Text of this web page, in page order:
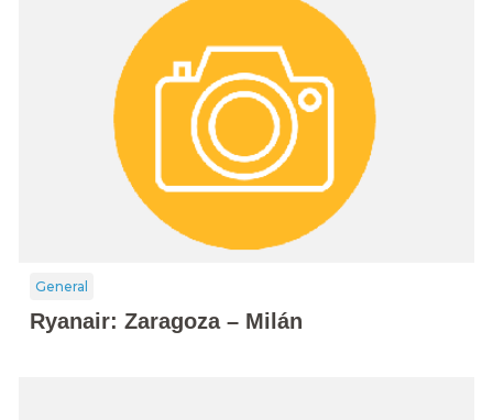
General
Ryanair: Zaragoza – Milán